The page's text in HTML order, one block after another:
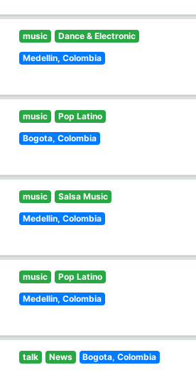
music Dance & Electronic
Medellin, Colombia
music Pop Latino
Bogota, Colombia
music Salsa Music
Medellin, Colombia
music Pop Latino
Medellin, Colombia
talk News Bogota, Colombia